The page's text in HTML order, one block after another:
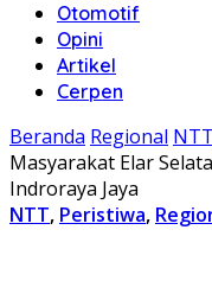
Otomotif
Opini
Artikel
Cerpen
Beranda Regional NTT
Masyarakat Elar
Indroraya Jaya
NTT, Peristiwa,